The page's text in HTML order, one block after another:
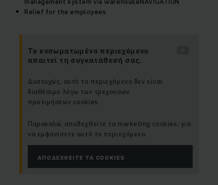
Relief for the employees
Το ενσωματωμένο περιεχόμενο
απαιτεί τη συγκατάθεσή σας.
Δυστυχώς, αυτό το περιεχόμενο δεν είναι
διαθέσιμο λόγω των τρεχουσών
προτιμήσεων cookies.
Παρακαλώ, αποδεχθείτε τα marketing cookies, για
να εμφανίσετε αυτό το περιεχόμενο.
ΑΠΟΔΕΧΘΕΊΤΕ ΤΑ COOKIES